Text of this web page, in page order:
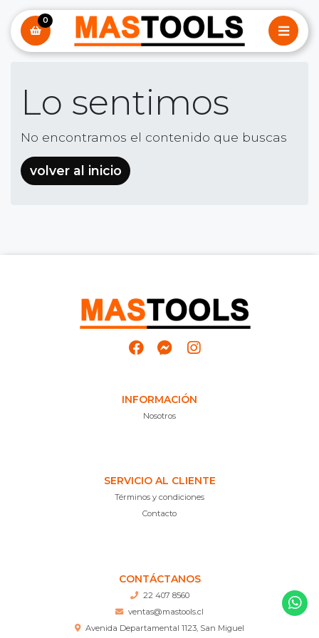
0
Lo sentimos
No encontramos el contenido que buscas
volver al inicio
INFORMACIÓN
Nosotros
SERVICIO AL CLIENTE
Términos y condiciones
Contacto
CONTÁCTANOS
22 407 8560
ventas@mastools.cl
Avenida Departamental 1123, San Miguel